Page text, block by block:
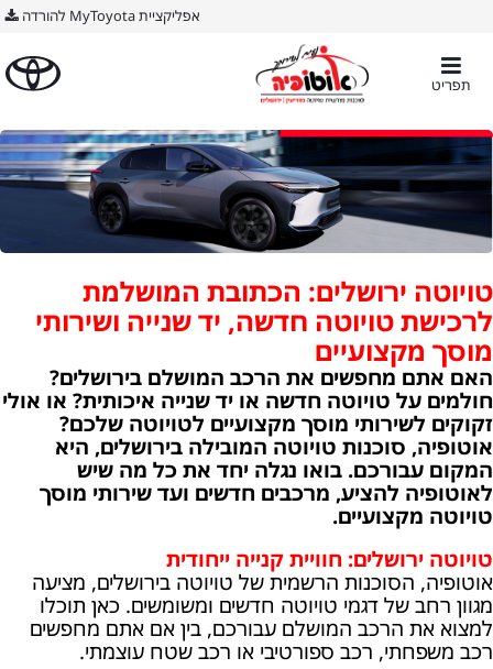
אפליקציית MyToyota להורדה
תפריט
טויוטה ירושלים: הכתובת המושלמת
לרכישת טויוטה חדשה, יד שנייה ושירותי
מוסך מקצועיים
האם אתם מחפשים את הרכב המושלם בירושלים?
חולמים על טויוטה חדשה או יד שנייה איכותית? או אולי
זקוקים לשירותי מוסך מקצועיים לטויוטה שלכם?
אוטופיה, סוכנות טויוטה המובילה בירושלים, היא
המקום עבורכם. בואו נגלה יחד את כל מה שיש
לאוטופיה להציע, מרכבים חדשים ועד שירותי מוסך
טויוטה מקצועיים.
טויוטה ירושלים: חוויית קנייה ייחודית
אוטופיה, הסוכנות הרשמית של טויוטה בירושלים, מציעה
מגוון רחב של דגמי טויוטה חדשים ומשומשים. כאן תוכלו
למצוא את הרכב המושלם עבורכם, בין אם אתם מחפשים
רכב משפחתי, רכב ספורטיבי או רכב שטח עוצמתי.